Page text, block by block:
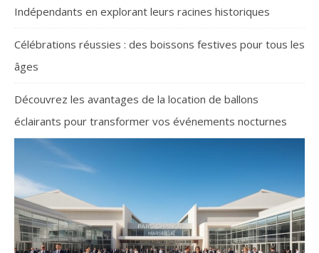
Indépendants en explorant leurs racines historiques
Célébrations réussies : des boissons festives pour tous les
âges
Découvrez les avantages de la location de ballons
éclairants pour transformer vos événements nocturnes